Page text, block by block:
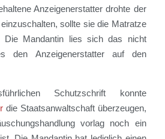
Anzeigenerstatter drohte der
sollte sie die Matratze
Die Mandantin lies sich das nicht
den Anzeigenerstatter auf den
Schutzschrift konnte
die Staatsanwaltschaft überzeugen,
vorlag noch ein